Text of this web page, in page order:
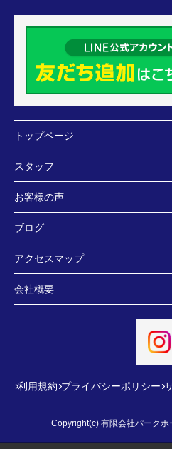
トップページ
スタッフ
お客様の声
ブログ
アクセスマップ
会社概要
利用規約 プライバシーポリシー
Copyright(c) 有限会社パーク